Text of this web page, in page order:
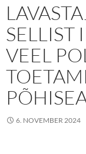
SELLIST
VEEL
6. NOVEMBER 2024